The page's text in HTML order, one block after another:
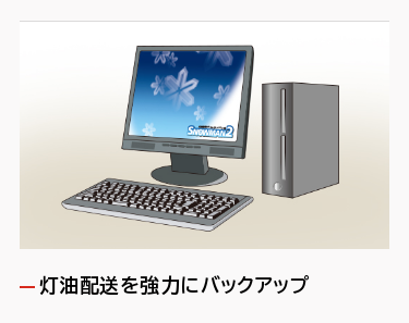
灯油配送を強力にバックアップ